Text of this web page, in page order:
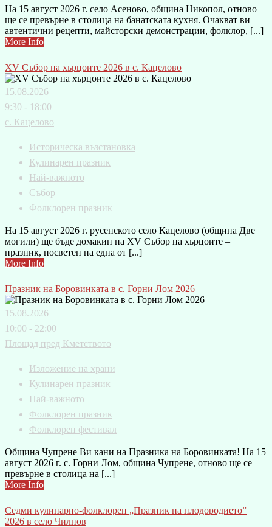
На 15 август 2026 г. село Асеново, община Никопол, отново
ще се превърне в столица на банатската кухня. Очакват ви
автентични рецепти, майсторски демонстрации, фолклор, [...]
More Info
XV Събор на хърцоите 2026 в с. Кацелово
15.08.2026
9:30 - 18:00
с. Кацелово
Историческа възстановка
Кулинарен празник
Най-важното
Събор
Фолклорен празник
На 15 август 2026 г. русенското село Кацелово (община Две
могили) ще бъде домакин на XV Събор на хърцоите –
празник, посветен на една от [...]
More Info
Празник на Боровинката в с. Горни Лом 2026
15.08.2026
10:00 - 22:00
Площад пред Кметството
Изложение на храни
Кулинарен празник
Най-важното
Фолклорен празник
Фолклорен фестивал
Община Чупрене Ви кани на Празника на Боровинката! На 15
август 2026 г. с. Горни Лом, община Чупрене, отново ще се
превърне в столица на [...]
More Info
Седми кулинарно-фолклорен „Празник на плодородието”
2026 в село Чилнов